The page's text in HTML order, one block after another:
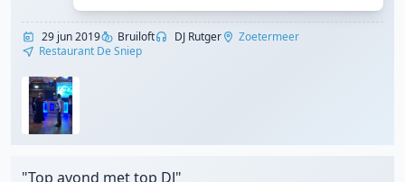
29 jun 2019 Bruiloft DJ Rutger
Zoetermeer
Restaurant De Sniep
"Top avond met top DJ"